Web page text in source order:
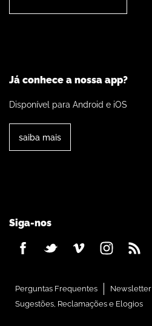
Já conhece a nossa app?
Disponível para Android e iOS
saiba mais
Siga-nos
Perguntas Frequentes
Newsletter
Sugestões, Reclamações e Elogios